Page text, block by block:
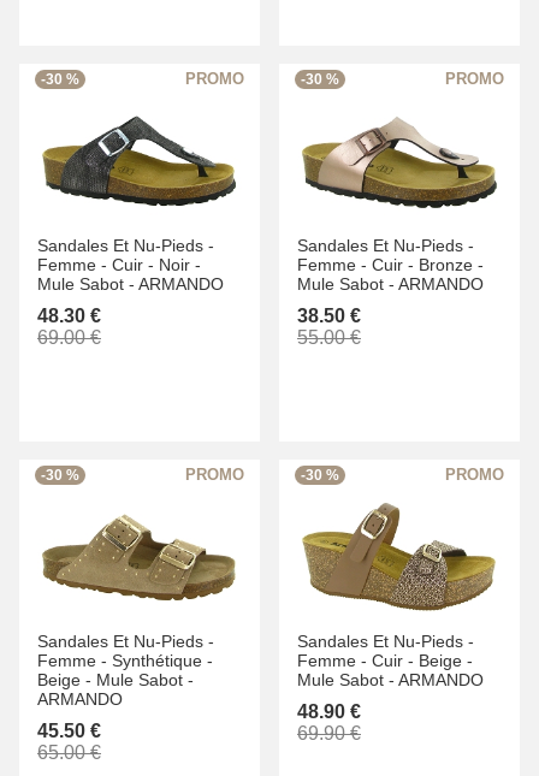
-30 %
Sandales Et Nu-Pieds -
Femme - Cuir - Noir -
Mule Sabot - ARMANDO
48.30 €
69.00 €
-30 %
Sandales Et Nu-Pieds -
Femme - Cuir - Bronze -
Mule Sabot - ARMANDO
38.50 €
55.00 €
-30 %
Sandales Et Nu-Pieds -
Femme - Synthétique -
Beige - Mule Sabot -
ARMANDO
45.50 €
65.00 €
-30 %
Sandales Et Nu-Pieds -
Femme - Cuir - Beige -
Mule Sabot - ARMANDO
48.90 €
69.90 €